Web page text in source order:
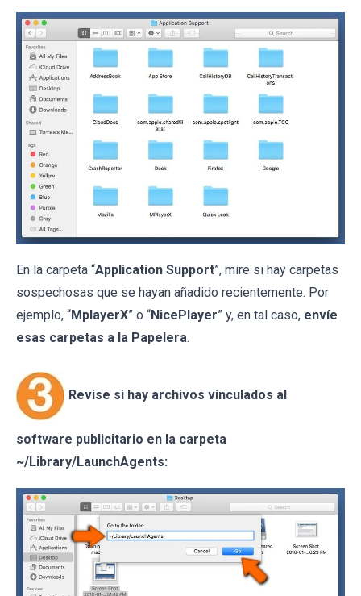
En la carpeta “Application Support”, mire si hay carpetas
sospechosas que se hayan añadido recientemente. Por
ejemplo, “MplayerX” o “NicePlayer” y, en tal caso, envíe
esas carpetas a la Papelera.
Revise si hay archivos vinculados al
software publicitario en la carpeta
~/Library/LaunchAgents: